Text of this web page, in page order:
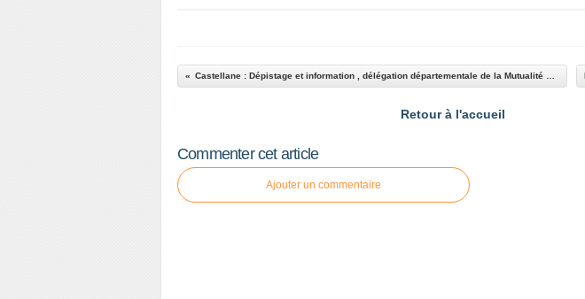
Retour à l'accueil
Commenter cet article
Ajouter un commentaire